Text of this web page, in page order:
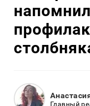
Главный